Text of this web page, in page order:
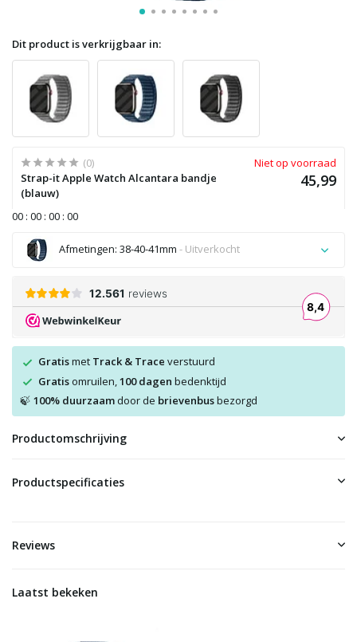
Dit product is verkrijgbaar in:
(0)
Strap-it Apple Watch Alcantara bandje
(blauw)
Niet op voorraad
45,99
00 : 00 : 00 : 00
Afmetingen: 38-40-41mm - Uitverkocht
Gratismet Track & Trace verstuurd
Gratisomruilen, 100 dagen bedenktijd
🍃 100% duurzaamdoor de brievenbusbezorgd
Productomschrijving
Productspecificaties
Reviews
Laatst bekeken